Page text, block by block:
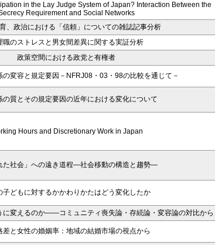
in the Lay Judge System of Japan? Interaction Between the
Requirement and Social Networks
、政治における「信頼」についての雑誌記事分析
職のストレスと男女間差異に関する実証分析
政策空間における政党と有権者
の変容と規定要因－NFRJ08・03・98の比較を通じて－
の質とその規定要因の近年における変化について
Hours and Discretionary Work in Japan
た社会」への遠き道程―社会移動の構造と趨勢―
子どもに対するかかわりかたはどう変化したか
に変えるのか――コミュニティ喪失論・存続論・変容論の対比から
差と女性の婚姻率：地域の結婚市場の視点から